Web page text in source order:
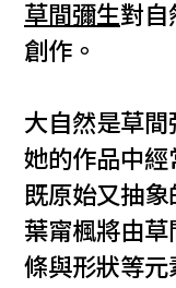
草間彌生對自
創作。
大自然是草間
她的作品中
既原始又抽
葉甯楓將由
條與形狀等